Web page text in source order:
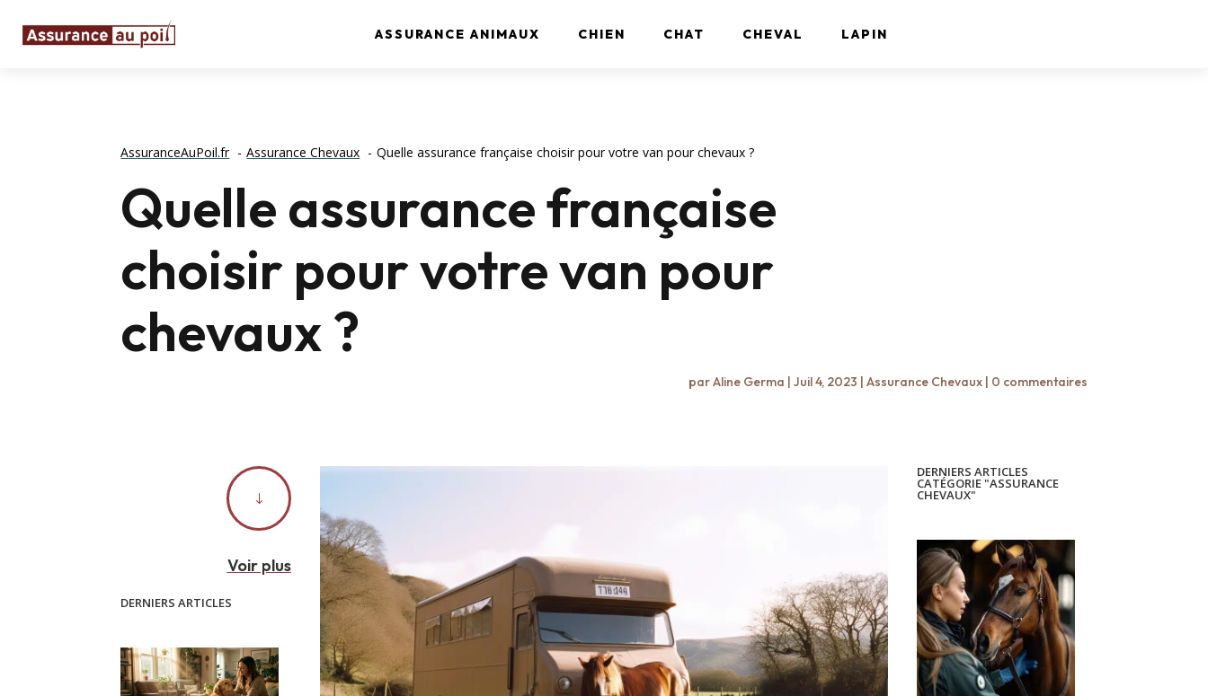
ASSURANCE ANIMAUX CHIEN CHAT CHEVAL LAPIN
AssuranceAuPoil.fr Assurance Chevaux Quelle assurance française choisir pour votre van pour chevaux ?
Quelle assurance française
choisir pour votre van pour
chevaux ?
parAline Germa | Juil 4, 2023 | Assurance Chevaux| 0 commentaires
"
Voir plus
DERNIERS ARTICLES
DERNIERS ARTICLES
CATÉGORIE "ASSURANCE
CHEVAUX"